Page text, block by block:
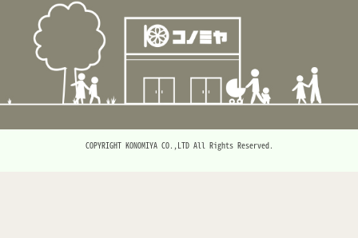
COPYRIGHT KONOMIYA CO.,LTD All Rights Reserved.